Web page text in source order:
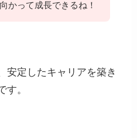
かって成長できるね！
安定したキャリアを築き
す。